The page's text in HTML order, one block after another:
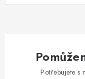
r
Potřebujete s